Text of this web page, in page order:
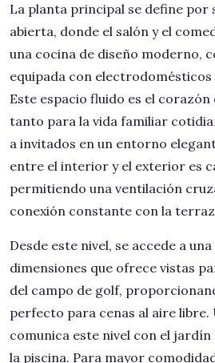
La planta principal se define por
abierta, donde el salón y el
una cocina de diseño moderno,
equipada con
Este espacio fluido es el corazón
tanto para la vida familiar
a invitados en un entorno
entre el interior y el exterior es
permitiendo una ventilación
conexión constante con la
Desde este nivel, se accede a
dimensiones que ofrece vistas
del campo de golf,
perfecto para cenas al aire
comunica este nivel con el jardín
la piscina. Para mayor